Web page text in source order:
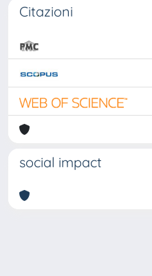
Citazioni
social impact